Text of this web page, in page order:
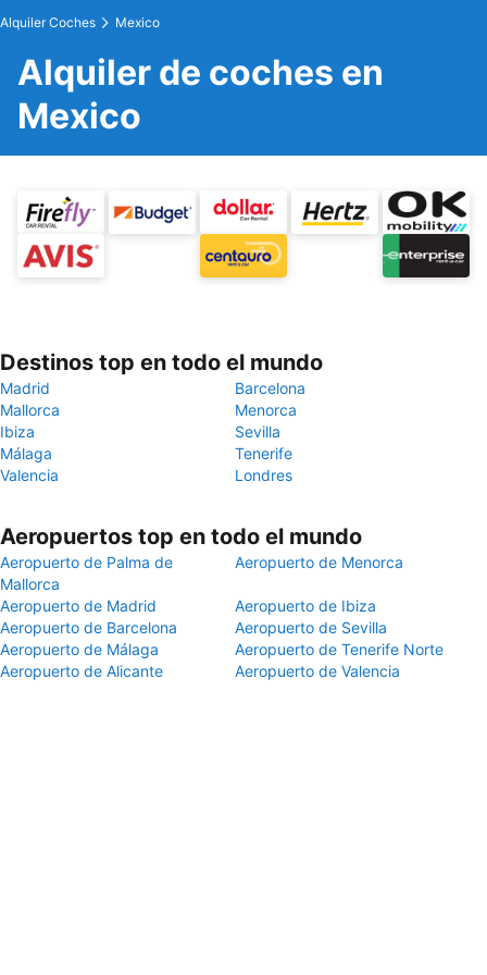
Alquiler Coches Mexico
Alquiler de coches en
Mexico
Destinos top en todo el mundo
Madrid
Barcelona
Mallorca
Menorca
Ibiza
Sevilla
Málaga
Tenerife
Valencia
Londres
Aeropuertos top en todo el mundo
Aeropuerto de Palma de
Mallorca
Aeropuerto de Menorca
Aeropuerto de Madrid
Aeropuerto de Ibiza
Aeropuerto de Barcelona
Aeropuerto de Sevilla
Aeropuerto de Málaga
Aeropuerto de Tenerife Norte
Aeropuerto de Alicante
Aeropuerto de Valencia